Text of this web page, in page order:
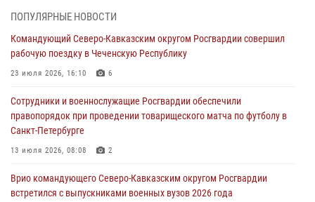
память Героя России Олега Визнюка
06 августа 2026, 14:36 2
В кинологическом центре Уральского округа Росгвардии почтили
06 августа 2026, 13:29 5
В Центральном округе Росгвардии прошли мероприятия к
108‑летию генерала армии И.К. Яковлева
Росгвардейцы задержали мужчину, открывшего стрельбу в
ПОПУЛЯРНЫЕ НОВОСТИ
Командующий Северо-Кавказским округом Росгвардии совершил
рабочую поездку в Чеченскую Республику
23 июля 2026, 16:10 6
Сотрудники и военнослужащие Росгвардии обеспечили
правопорядок при проведении товарищеского матча по футболу в
Санкт-Петербурге
13 июля 2026, 08:08 2
Врио командующего Северо-Кавказским округом Росгвардии
встретился с выпускниками военных вузов 2026 года